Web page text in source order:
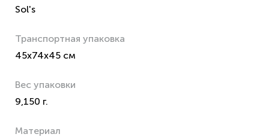
Sol's
Транспортная упаковка
45x74x45 см
Вес упаковки
9,150 г.
Материал